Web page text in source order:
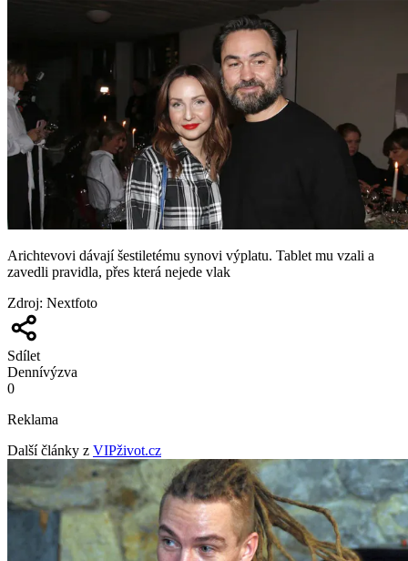
Arichtevovi dávají šestiletému synovi výplatu. Tablet mu vzali a
zavedli pravidla, přes která nejede vlak
Zdroj: Nextfoto
Sdílet
Dennívýzva
0
Reklama
Další články z VIPživot.cz